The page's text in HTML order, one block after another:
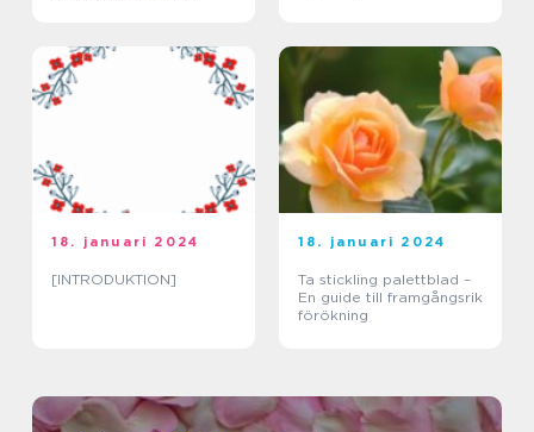
18. januari 2024
[INTRODUKTION]
18. januari 2024
Ta stickling palettblad –
En guide till framgångsrik
förökning